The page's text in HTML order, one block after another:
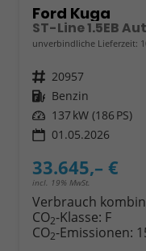
Ford Kuga
unverbindliche Lieferzeit:
Fahrzeugnr. 20957
Kraftstoff Benzin
Leistung 137 kW (186 PS)
01.05.2026
33.645,– €
incl. 19% MwSt.
Verbrauch
CO2-Klasse: F
CO2-Emissionen: